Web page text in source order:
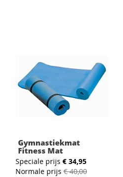
Gymnastiekmat
Fitness Mat
Speciale prijs € 34,95
Normale prijs € 40,00